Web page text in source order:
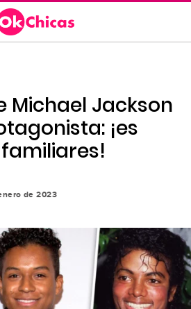
Michael Jackson
¡es
de 2023